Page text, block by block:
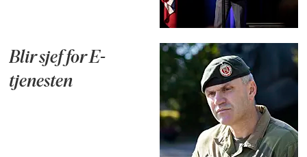
Blir sjef for E-
tjenesten